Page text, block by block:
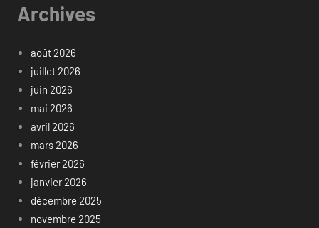
Archives
août 2026
juillet 2026
juin 2026
mai 2026
avril 2026
mars 2026
février 2026
janvier 2026
décembre 2025
novembre 2025